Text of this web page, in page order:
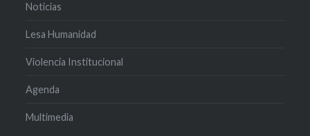
Noticias
Lesa Humanidad
Violencia Institucional
Agenda
Multimedia